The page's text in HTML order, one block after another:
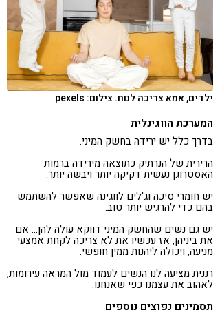
ילדים, אמא צריכה לנוח. צילום: pexels
המערכת הווגינלית
בדרך כלל יש ירידה בחשק המיני.
הרירית של הנרתיק כתוצאה מירידה ברמות
האסטרוגן נעשית דקיקה יותר ויבשה יותר.
יש חומרי סיכה וג'לים לווגינה שאפשר להשתמש
בהם כדי להרגיש יותר טוב.
יש גם נשים שהחשק המיני דווקא עולה להן… אם
את ביניהן, אז עכשיו את לא צריכה לקחת אמצעי
מניעה, ויכולה ליהנות ממין חופשי.
רננית מציעה לנו הנשים לעמוד מול המראה עירומות,
לאהוב את עצמנו כפי שאנחנו.
תסמינים נפוצים נוספים